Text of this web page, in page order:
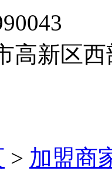
高新区西
> 加盟商